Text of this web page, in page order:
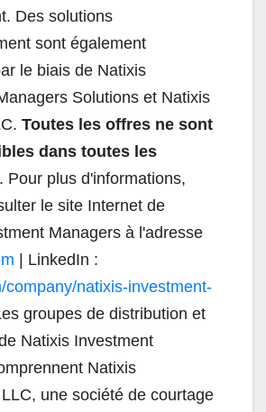
Des solutions
sont également
le biais de Natixis
Solutions et Natixis
Toutes les offres ne sont
dans toutes les
. Pour plus d'informations,
le site Internet de
Managers à l'adresse
| LinkedIn :
company/natixis-investment-
groupes de distribution et
Natixis Investment
Natixis
une société de courtage